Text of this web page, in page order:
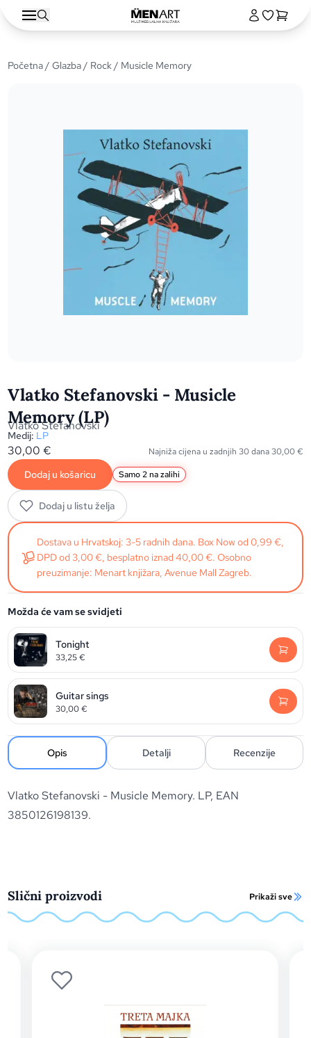
Početna/Glazba/ Rock/ Musicle Memory
Vlatko Stefanovski - Musicle
Memory (LP)
Vlatko Stefanovski
Medij: LP
30,00€ Najniža cijena u zadnjih 30 dana30,00€
Dodaj u košaricu Samo 2 na zalihi
Dodaj u listu želja
Dostava u Hrvatskoj: 3-5 radnih dana. Box Now od 0,99 €,
DPD od 3,00 €, besplatno iznad 40,00 €. Osobno
preuzimanje: Menart knjižara, Avenue Mall Zagreb.
Možda će vam se svidjeti
Tonight
33,25€
Guitar sings
30,00€
Opis Detalji Recenzije
Vlatko Stefanovski - Musicle Memory. LP, EAN
3850126198139.
Slični proizvodi Prikaži sve